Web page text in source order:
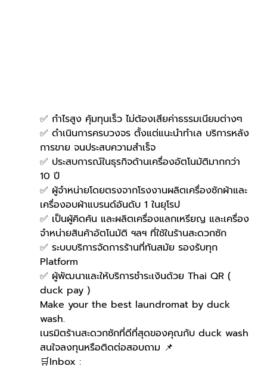
✅ กำไรสูง คุ้มทุนเร็ว ไม่ต้องเสียค่าธรรมเนียมต่างๆ
✅ ดำเนินการครบวงจร ตั้งแต่แนะนำทำเล บริการหลัง
การขาย จนประสบความสำเร็จ
✅ ประสบการณ์ในธุรกิจด้านเครื่องอัตโนมัติมากกว่า
10 ปี
✅ ผู้จำหน่ายโดยตรงจากโรงงานผลิตเครื่องซักผ้าและ
เครื่องอบผ้าแบรนด์อันดับ 1 ในยุโรป
✅ เป็นผู้คิดค้น และผลิตเครื่องแลกเหรียญ และเครื่อง
จำหน่ายสินค้าอัตโนมัติ ฯลฯ ที่ใช้ในร้านสะดวกซัก
✅ ระบบบริการจัดการร้านที่ทันสมัย รองรับทุก
Platform
✅ ผู้พัฒนาและให้บริการชำระเงินด้วย Thai QR (
duck pay )
Make your the best laundromat by duck
wash.
เนรมิตร้านสะดวกซักที่ดีที่สุดของคุณกับ duck wash
สนใจลงทุนหรือติดต่อสอบถาม 📌
🛒Inbox :